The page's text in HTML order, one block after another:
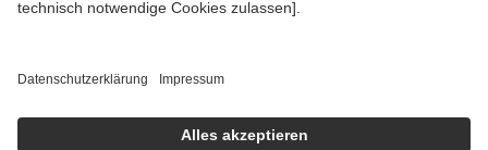
getroffen, um sicherzustellen, dass es sich um echte Bewertungen
https://help.etrusted.com/hc/de/articles/4419944605341